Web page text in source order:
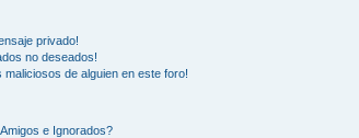
privado!
no deseados!
maliciosos de alguien en este foro!
e Ignorados?